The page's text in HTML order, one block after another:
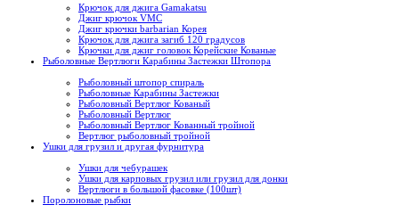
Крючок для джига Gamakatsu
Джиг крючок VMC
Джиг крючки barbarian Корея
Крючок для джига загиб 120 градусов
Крючки для джиг головок Корейские Кованые
Рыболовные Вертлюги Карабины Застежки Штопора
Рыболовный штопор спираль
Рыболовные Карабины Застежки
Рыболовный Вертлюг Кованый
Рыболовный Вертлюг
Рыболовный Вертлюг Кованный тройной
Вертлюг рыболовный тройной
Ушки для грузил и другая фурнитура
Ушки для чебурашек
Ушки для карповых грузил или грузил для донки
Вертлюги в большой фасовке (100шт)
Поролоновые рыбки